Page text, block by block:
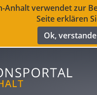
Anhalt verwendet zur
Seite erklären
Ok,